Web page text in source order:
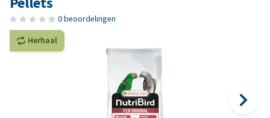
0 beoordelingen
Herhaal